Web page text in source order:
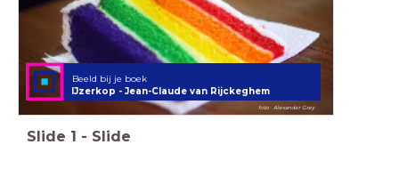
IJzerkop - Jean-Claude van Rijckeghem
Beeld bij je boek
foto: Alexander Grey
Slide 1 - Slide